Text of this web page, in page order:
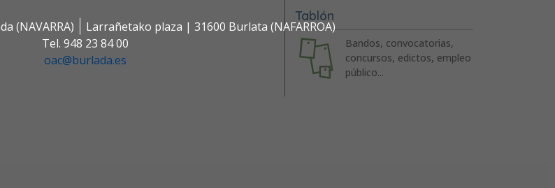
(NAVARRA)
Larrañetako plaza | 31600 Burlata (NAFARROA)
Tel. 948 23 84 00
oac@burlada.es
Tablón
Bandos, convocatorias,
concursos, edictos, empleo
público...